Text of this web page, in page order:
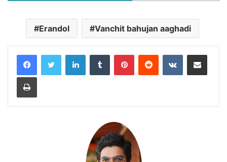
Erandol Vanchit bahujan aaghadi
LinkedInTumblr PinterestReddit VKontakteShare via Email
Print